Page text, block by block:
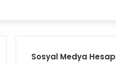
Sosyal Medya